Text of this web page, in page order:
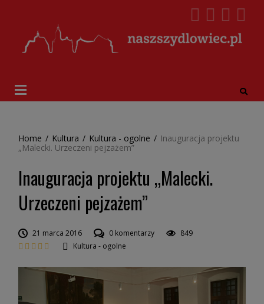
Home / Kultura / Kultura - ogolne / Inauguracja projektu
„Malecki. Urzeczeni pejzażem”
Inauguracja projektu „Malecki.
Urzeczeni pejzażem”
21 marca 2016 0 komentarzy
849
Kultura - ogolne